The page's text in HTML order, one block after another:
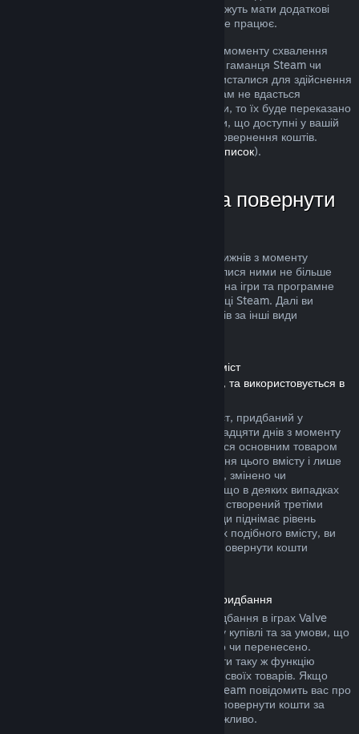
розгляд. Користувачі в деяких країнах можуть мати додаткові
права на повернення за умов, коли гра не працює.
Кошти буде повернуто протягом тижня з моменту схвалення
запиту. Кошти буде переказано назад до гаманця Steam чи
через інший спосіб оплати, яким ви скористалися для здійснення
придбання. Якщо, з будь-яких причин, нам не вдасться
повернути кошти через ваш спосіб оплати, то їх буде переказано
до гаманця Steam. (Деякі способи оплати, що доступні у вашій
країні, можуть не підтримувати функції повернення коштів.
Клацніть тут, щоби переглянути повний список).
У яких випадках можна повернути
Повернути кошти можна протягом двох тижнів з моменту
придбання товарів та якщо ви користувалися ними не більше
двох годин. Ця можливість поширюється на ігри та програмне
забезпечення, яке ви придбали у крамниці Steam. Далі ви
можете довідатися про повернення коштів за інші види
Повернення коштів за завантажуваний вміст
(Вміст, який доступний у крамниці Steam, та використовується в
Повернути кошти за завантажуваний вміст, придбаний у
крамниці Steam, можна протягом чотирнадцяти днів з моменту
придбання, за умови, що ви користувалися основним товаром
не більше двох годин з моменту придбання цього вмісту і лише
якщо його не було повністю використано, змінено чи
перенесено. Будь ласка, майте на увазі, що в деяких випадках
ми не можемо повернути кошти за вміст, створений третіми
особами (наприклад: якщо вміст назавжди піднімає рівень
вашого ігрового персонажа). На сторінках подібного вмісту, ви
побачите примітку, у якій написано, що повернути кошти
Повернення коштів за внутрішньоігрові придбання
Steam дозволяє повернути кошти за придбання в іграх Valve
протягом сорока восьми годин з моменту купівлі та за умови, що
їх не було повністю використано, змінено чи перенесено.
Сторонні розробники також можуть додати таку ж функцію
повернення коштів за ігрові предмети до своїх товарів. Якщо
розробники передбачили цю функцію, Steam повідомить вас про
це під час придбання. В інших випадках повернути кошти за
купівлю у грі сторонніх розробників неможливо.